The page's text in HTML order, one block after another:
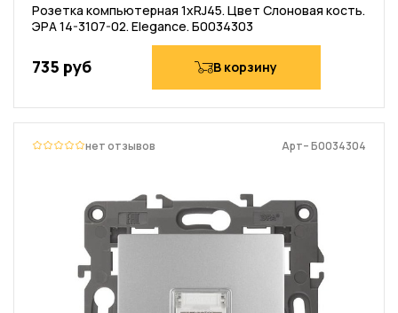
Розетка компьютерная 1хRJ45. Цвет Слоновая кость.
ЭРА 14-3107-02. Elegance. Б0034303
735 руб В корзину
нет отзывов Арт– Б0034304